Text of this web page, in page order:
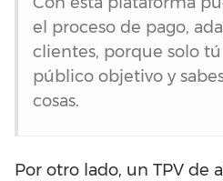
el proceso de pago,
clientes, porque solo
público objetivo y
cosas.
Por otro lado, un TPV de